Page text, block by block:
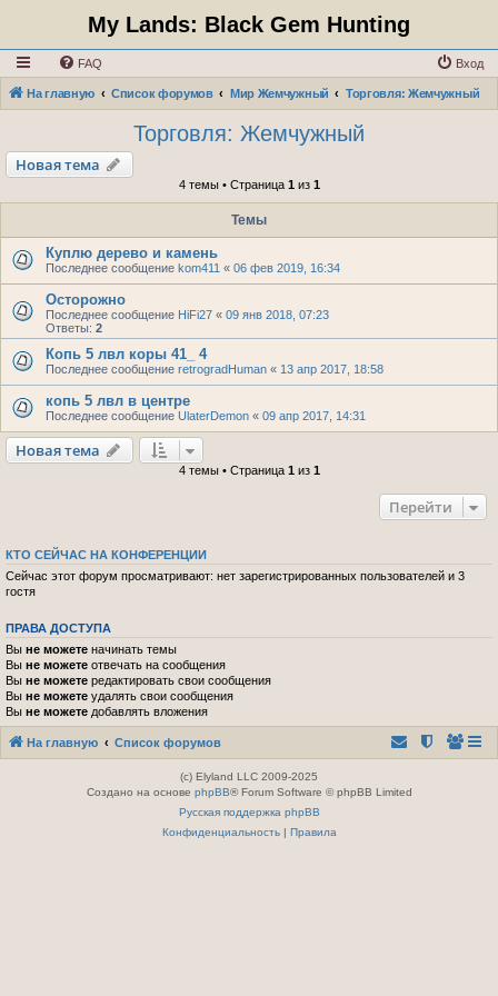
My Lands: Black Gem Hunting
FAQ Вход
На главную Список форумов Мир Жемчужный Торговля: Жемчужный
Торговля: Жемчужный
Новая тема
4 темы • Страница 1из 1
Темы
Куплю дерево и камень
Последнее сообщение kom411 « 06 фев 2019, 16:34
Осторожно
Последнее сообщение HiFi27 « 09 янв 2018, 07:23
Ответы: 2
Копь 5 лвл коры 41_ 4
Последнее сообщение retrogradHuman « 13 апр 2017, 18:58
копь 5 лвл в центре
Последнее сообщение UlaterDemon « 09 апр 2017, 14:31
Новая тема
4 темы • Страница 1из 1
Перейти
КТО СЕЙЧАС НА КОНФЕРЕНЦИИ
Сейчас этот форум просматривают: нет зарегистрированных пользователей и 3
гостя
ПРАВА ДОСТУПА
Вы не можете начинать темы
Вы не можете отвечать на сообщения
Вы не можете редактировать свои сообщения
Вы не можете удалять свои сообщения
Вы не можете добавлять вложения
На главную Список форумов
(c) Elyland LLC 2009-2025
Создано на основе phpBB® Forum Software © phpBB Limited
Русская поддержка phpBB
Конфиденциальность| Правила